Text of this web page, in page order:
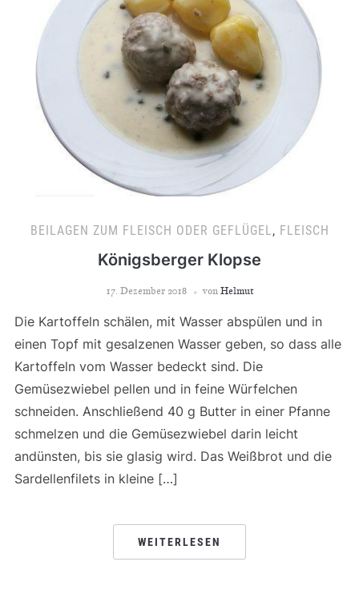
BEILAGEN ZUM FLEISCH ODER GEFLÜGEL, FLEISCH
Königsberger Klopse
17. Dezember 2018 von Helmut
Die Kartoffeln schälen, mit Wasser abspülen und in
einen Topf mit gesalzenen Wasser geben, so dass alle
Kartoffeln vom Wasser bedeckt sind. Die
Gemüsezwiebel pellen und in feine Würfelchen
schneiden. Anschließend 40 g Butter in einer Pfanne
schmelzen und die Gemüsezwiebel darin leicht
andünsten, bis sie glasig wird. Das Weißbrot und die
Sardellenfilets in kleine […]
WEITERLESEN